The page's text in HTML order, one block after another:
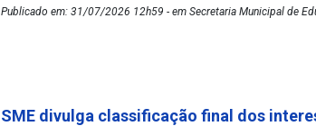
Publicado em: 31/07/2026 12h59 - em Secretaria Municipal de
SME divulga classificação final dos